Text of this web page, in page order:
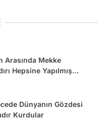
Arasında Mekke
Hepsine Yapılmış
Dünyanın Gözdesi
Kurdular